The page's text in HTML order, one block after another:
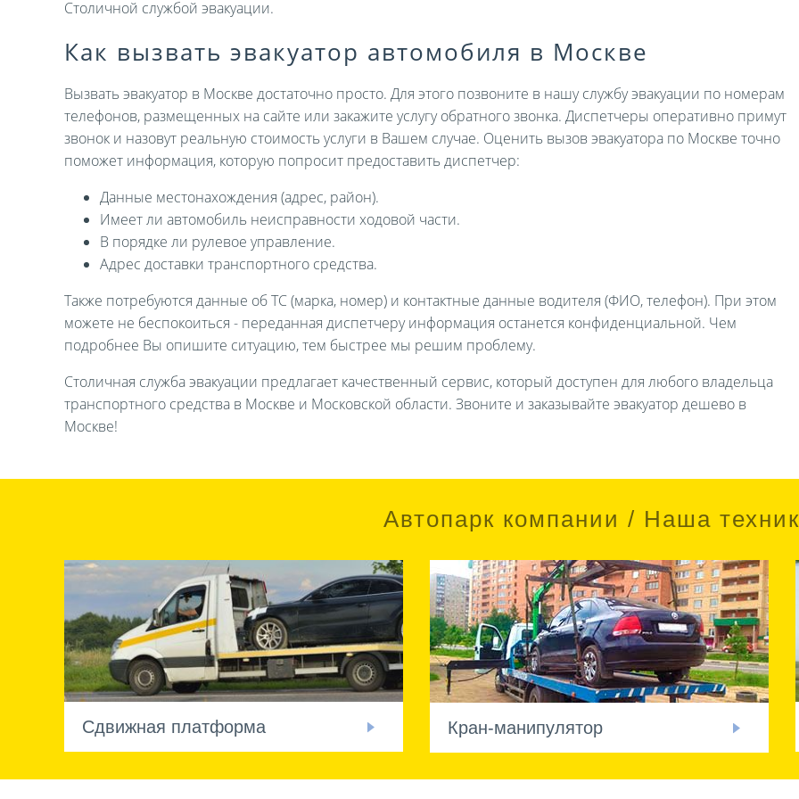
Столичной службой эвакуации.
Как вызвать эвакуатор автомобиля в Москве
Вызвать эвакуатор в Москве достаточно просто. Для этого позвоните в нашу службу эвакуации по номерам
телефонов, размещенных на сайте или закажите услугу обратного звонка. Диспетчеры оперативно примут
звонок и назовут реальную стоимость услуги в Вашем случае. Оценить вызов эвакуатора по Москве точно
поможет информация, которую попросит предоставить диспетчер:
Данные местонахождения (адрес, район).
Имеет ли автомобиль неисправности ходовой части.
В порядке ли рулевое управление.
Адрес доставки транспортного средства.
Также потребуются данные об ТС (марка, номер) и контактные данные водителя (ФИО, телефон). При этом
можете не беспокоиться - переданная диспетчеру информация останется конфиденциальной. Чем
подробнее Вы опишите ситуацию, тем быстрее мы решим проблему.
Столичная служба эвакуации предлагает качественный сервис, который доступен для любого владельца
транспортного средства в Москве и Московской области. Звоните и заказывайте эвакуатор дешево в
Москве!
Автопарк компании / Наша
Сдвижная платформа Кран-манипулятор